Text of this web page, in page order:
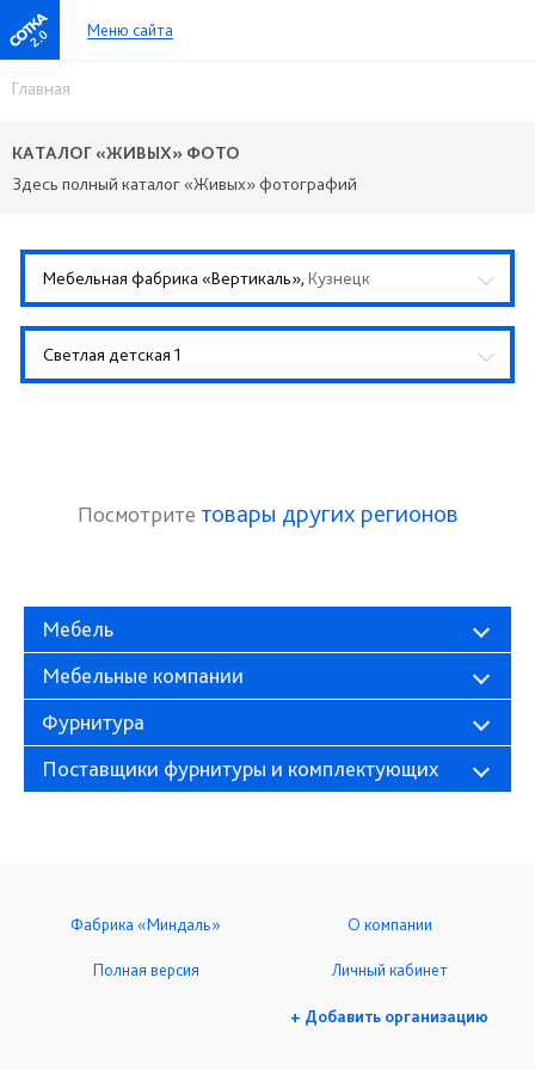
2.0 Меню сайта
Главная
КАТАЛОГ «ЖИВЫХ» ФОТО
Здесь полный каталог «Живых» фотографий
Мебельная фабрика «Вертикаль», Кузнецк
Светлая детская 1
Посмотрите товары других регионов
Мебель
Мебельные компании
Фурнитура
Поставщики фурнитуры и комплектующих
Фабрика «Миндаль» О компании
Полная версия Личный кабинет
+ Добавить организацию